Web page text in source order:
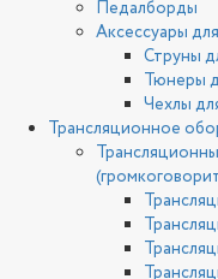
Педалборды
Аксессуары
Струны
Тюнеры
Чехлы
Трансляционное